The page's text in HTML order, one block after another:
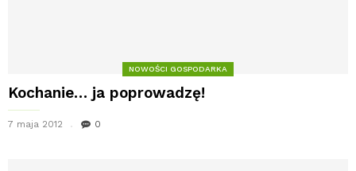
NOWOŚCI GOSPODARKA
Kochanie… ja poprowadzę!
7 maja 2012 0